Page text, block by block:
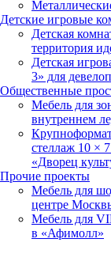
Детские игровые
Детская
территория
Детская
3» для
Общественные
Мебель для
внутреннем
стеллаж 10 ×
«Дворец
Прочие проекты
Мебель для
центре
Мебель для
в «Афимолл»